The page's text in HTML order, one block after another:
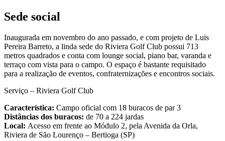
Sede social
Inaugurada em novembro do ano passado, e com projeto de Luis
Pereira Barreto, a linda sede do Riviera Golf Club possui 713
metros quadrados e conta com lounge social, piano bar, varanda e
terraço com vista para o campo. O espaço é bastante requisitado
para a realização de eventos, confraternizações e encontros sociais.
Serviço – Riviera Golf Club
Característica: Campo oficial com 18 buracos de par 3
Distâncias dos buracos: de 70 a 224 jardas
Local: Acesso em frente ao Módulo 2, pela Avenida da Orla,
Riviera de São Lourenço – Bertioga (SP)